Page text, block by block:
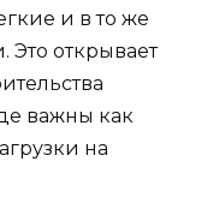
и в то же
открывает
важны как
на